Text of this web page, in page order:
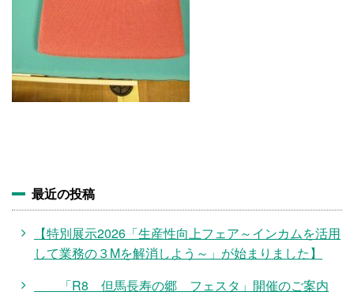
最近の投稿
【特別展示2026「生産性向上フェア～インカムを活用
して業務の３Mを解消しよう～」が始まりました】
「R8 但馬長寿の郷 フェスタ」開催のご案内